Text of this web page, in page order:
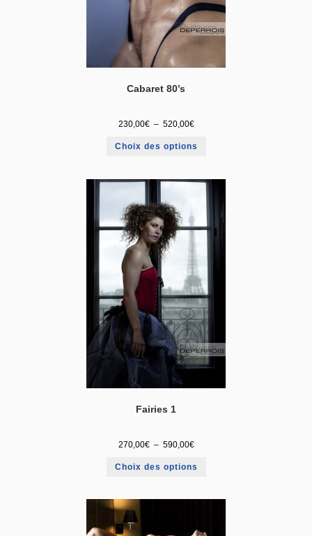
Cabaret 80’s
230,00€ – 520,00€
Choix des options
Fairies 1
270,00€ – 590,00€
Choix des options